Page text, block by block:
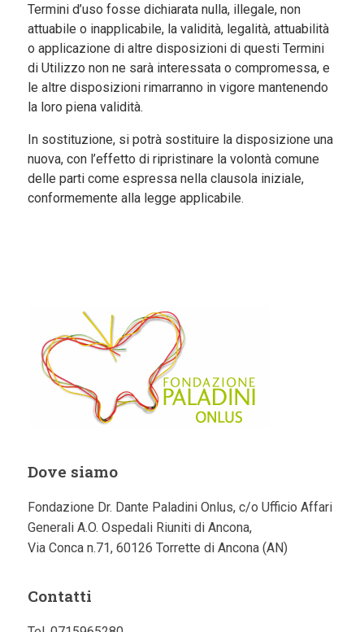
Termini d’uso fosse dichiarata nulla, illegale, non
attuabile o inapplicabile, la validità, legalità, attuabilità
o applicazione di altre disposizioni di questi Termini
di Utilizzo non ne sarà interessata o compromessa, e
le altre disposizioni rimarranno in vigore mantenendo
la loro piena validità.
In sostituzione, sipotrà sostituire la disposizione una
nuova,con l’effetto di ripristinare la volontà comune
delle parti come espressa nella clausola iniziale,
conformemente alla legge applicabile.
Dove siamo
Fondazione Dr. Dante Paladini Onlus, c/o Ufficio Affari
Generali A.O. Ospedali Riuniti di Ancona,
Via Conca n.71, 60126 Torrette di Ancona (AN)
Contatti